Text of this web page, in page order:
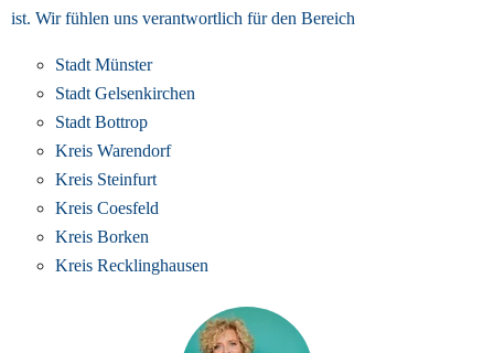
ist. Wir fühlen uns verantwortlich für den Bereich
Stadt Münster
Stadt Gelsenkirchen
Stadt Bottrop
Kreis Warendorf
Kreis Steinfurt
Kreis Coesfeld
Kreis Borken
Kreis Recklinghausen